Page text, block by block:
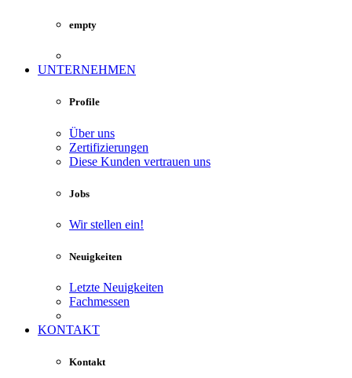
empty
UNTERNEHMEN
Profile
Über uns
Zertifizierungen
Diese Kunden vertrauen uns
Jobs
Wir stellen ein!
Neuigkeiten
Letzte Neuigkeiten
Fachmessen
KONTAKT
Kontakt